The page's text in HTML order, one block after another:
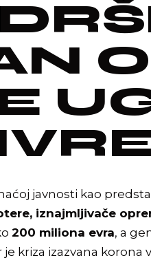
javnosti kao
iznajmljivače
200 miliona evra, a
je kriza izazvana